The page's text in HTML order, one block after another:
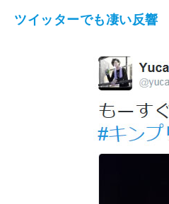
ツイッターでも凄い反響